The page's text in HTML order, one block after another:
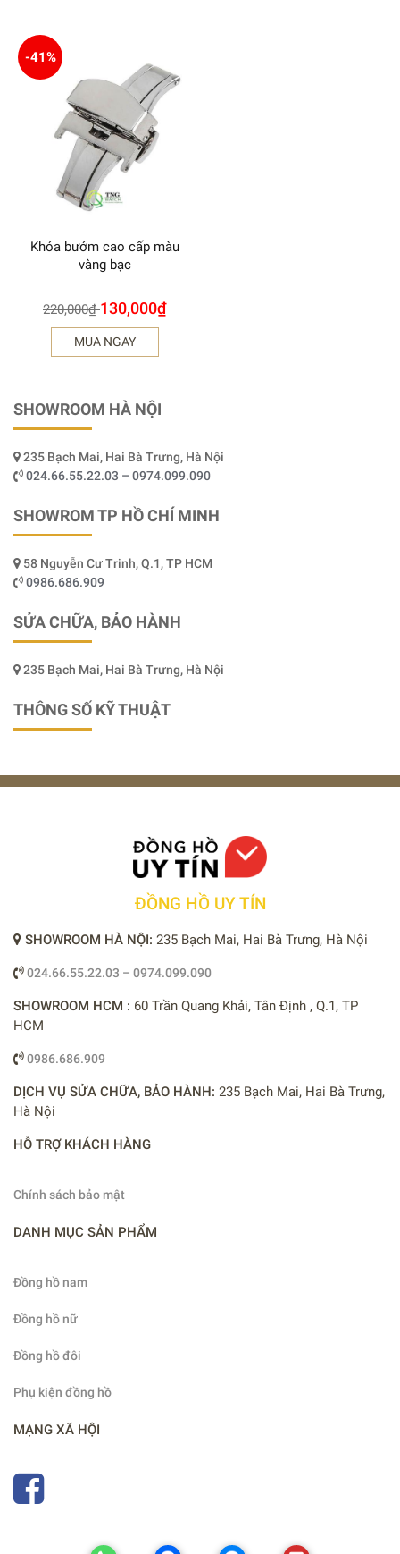
-41%
Khóa bướm cao cấp màu
vàng bạc
220,000₫ 130,000₫
MUA NGAY
SHOWROOM HÀ NỘI
235 Bạch Mai, Hai Bà Trưng, Hà Nội
024.66.55.22.03 – 0974.099.090
SHOWROM TP HỒ CHÍ MINH
58 Nguyễn Cư Trinh, Q.1, TP HCM
0986.686.909
SỬA CHỮA, BẢO HÀNH
235 Bạch Mai, Hai Bà Trưng, Hà Nội
THÔNG SỐ KỸ THUẬT
ĐỒNG HỒ UY TÍN
SHOWROOM HÀ NỘI: 235 Bạch Mai, Hai Bà Trưng, Hà Nội
024.66.55.22.03 – 0974.099.090
SHOWROOM HCM : 60 Trần Quang Khải, Tân Định , Q.1, TP
HCM
0986.686.909
DỊCH VỤ SỬA CHỮA, BẢO HÀNH: 235 Bạch Mai, Hai Bà Trưng,
Hà Nội
HỖ TRỢ KHÁCH HÀNG
Chính sách bảo mật
DANH MỤC SẢN PHẨM
Đồng hồ nam
Đồng hồ nữ
Đồng hồ đôi
Phụ kiện đồng hồ
MẠNG XÃ HỘI